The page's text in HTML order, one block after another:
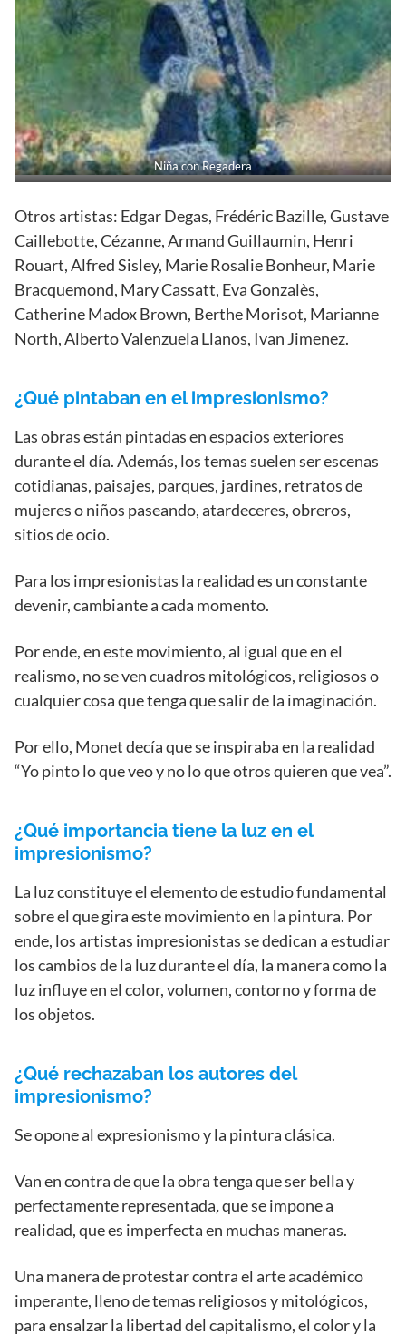
Niña con Regadera
Otros artistas: Edgar Degas, Frédéric Bazille, Gustave
Caillebotte, Cézanne, Armand Guillaumin, Henri
Rouart, Alfred Sisley, Marie Rosalie Bonheur, Marie
Bracquemond, Mary Cassatt, Eva Gonzalès,
Catherine Madox Brown, Berthe Morisot, Marianne
North, Alberto Valenzuela Llanos, Ivan Jimenez.
¿Qué pintaban en el impresionismo?
Las obras están pintadas en espacios exteriores
durante el día. Además, los temas suelen ser escenas
cotidianas, paisajes, parques, jardines, retratos de
mujeres o niños paseando, atardeceres, obreros,
sitios de ocio.
Para los impresionistas la realidad es un constante
devenir, cambiante a cada momento.
Por ende, en este movimiento, al igual que en el
realismo, no se ven cuadros mitológicos, religiosos o
cualquier cosa que tenga que salir de la imaginación.
Por ello, Monet decía que se inspiraba en la realidad
“Yo pinto lo que veo y no lo que otros quieren que vea”.
¿Qué importancia tiene la luz en el
impresionismo?
La luz constituye el elemento de estudio fundamental
sobre el que gira este movimiento en la pintura. Por
ende, los artistas impresionistas se dedican a estudiar
los cambios de la luz durante el día, la manera como la
luz influye en el color, volumen, contorno y forma de
los objetos.
¿Qué rechazaban los autores del
impresionismo?
Se opone al expresionismo y la pintura clásica.
Van en contra de que la obra tenga que ser bella y
perfectamente representada,que se impone a
realidad, que es imperfecta en muchas maneras.
Una manera de protestar contra el arte académico
imperante, lleno de temas religiosos y mitológicos,
para ensalzar la libertad del capitalismo, el color y la